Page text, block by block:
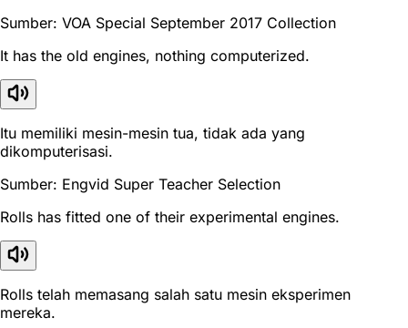
Sumber: VOA Special September 2017 Collection
It has the old engines, nothing computerized.
Itu memiliki mesin-mesin tua, tidak ada yang
dikomputerisasi.
Sumber: Engvid Super Teacher Selection
Rolls has fitted one of their experimental engines.
Rolls telah memasang salah satu mesin eksperimen
mereka.